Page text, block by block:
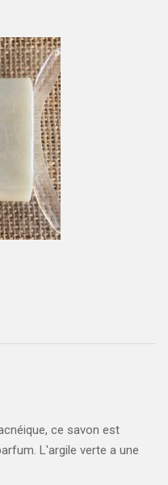
ce savon est
L'argile verte a une